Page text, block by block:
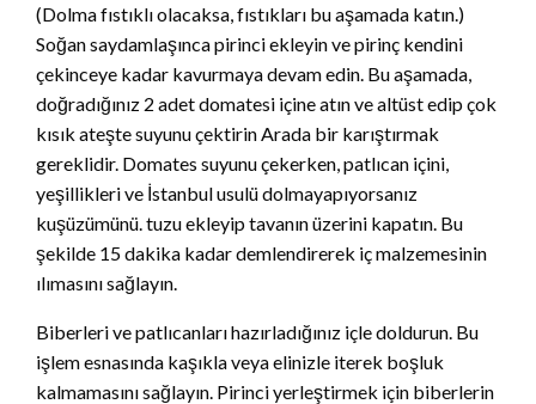
(Dolma fıstıklı olacaksa, fıstıkları bu aşamada katın.)
Soğan saydamlaşınca pirinci ekleyin ve pirinç kendini
çekinceye kadar kavurmaya devam edin. Bu aşamada,
doğradığınız 2 adet domatesi içine atın ve altüst edip çok
kısık ateşte suyunu çektirin Arada bir karıştırmak
gereklidir. Domates suyunu çekerken, patlıcan içini,
yeşillikleri ve İstanbul usulü dolmayapıyorsanız
kuşüzümünü. tuzu ekleyip tavanın üzerini kapatın. Bu
şekilde 15 dakika kadar demlendirerek iç malzemesinin
ılımasını sağlayın.
Biberleri ve patlıcanları hazırladığınız içle doldurun. Bu
işlem esnasında kaşıkla veya elinizle iterek boşluk
kalmamasını sağlayın. Pirinci yerleştirmek için biberlerin